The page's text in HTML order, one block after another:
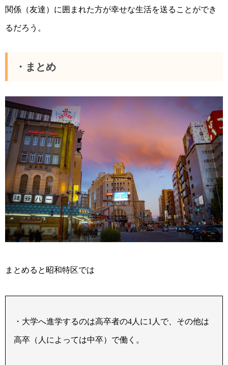
関係（友達）に囲まれた方が幸せな生活を送ることができ
るだろう。
・まとめ
まとめると昭和特区では
・大学へ進学するのは高卒者の4人に1 人で、その他は
高卒（人によっては中卒）で働く。